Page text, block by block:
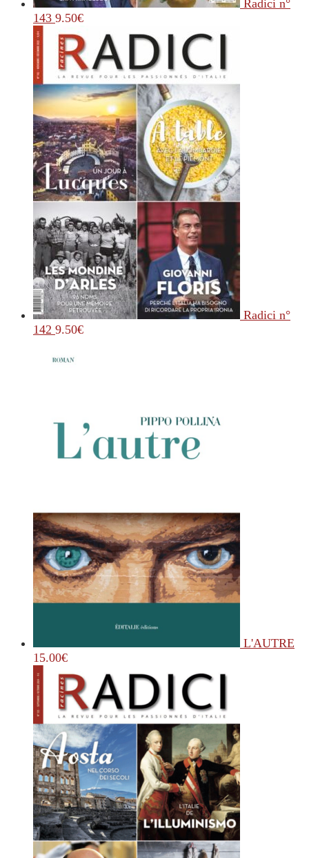
Radici n°
143 9.50€
Radici n°
142 9.50€
L'AUTRE
15.00€